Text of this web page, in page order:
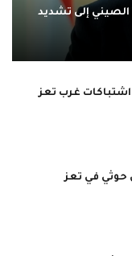
الصيني إلى تشديد
حوثي في تعز